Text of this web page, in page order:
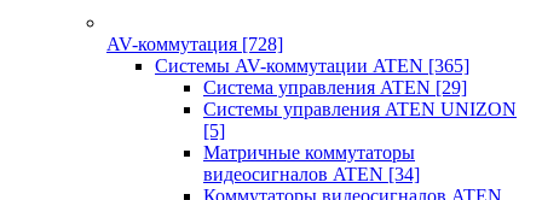
AV-коммутация [728]
Системы AV-коммутации ATEN [365]
Система управления ATEN [29]
Системы управления ATEN UNIZON
[5]
Матричные коммутаторы
видеосигналов ATEN [34]
Коммутаторы видеосигналов ATEN